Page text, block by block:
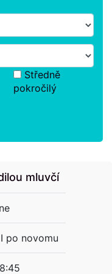
Středně
pokročilý
mluvčí
po novomu